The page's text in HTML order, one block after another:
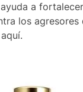
a
los agresores